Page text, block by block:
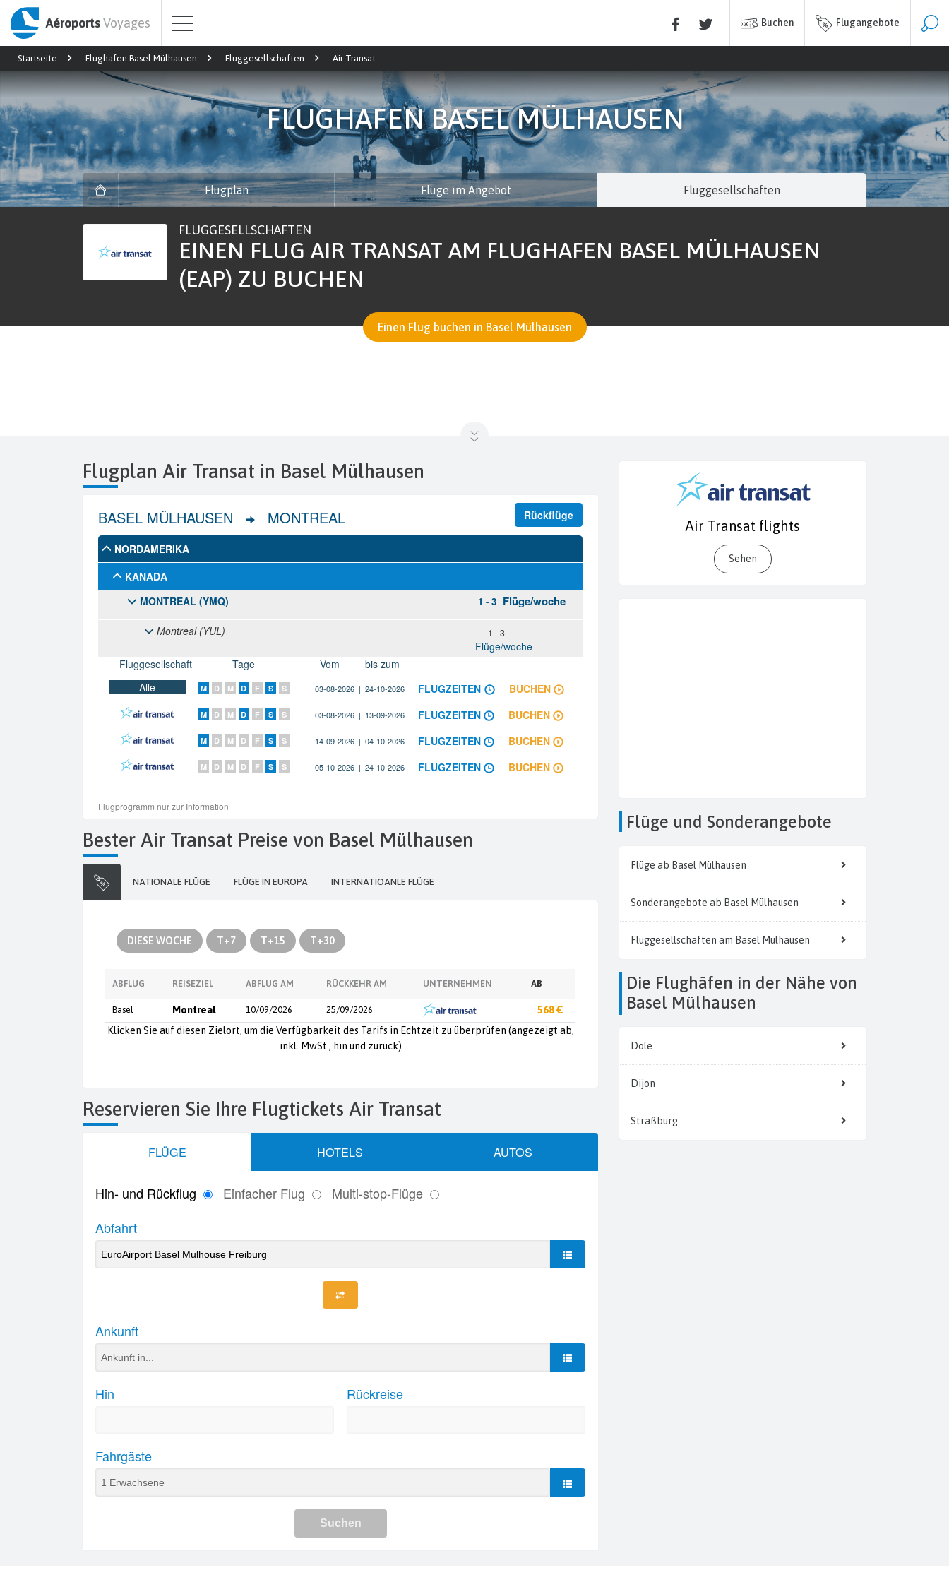
AéroportsVoyages Buchen Flugangebote
Startseite Flughafen Basel Mülhausen Fluggesellschaften Air Transat
FLUGHAFEN BASEL MÜLHAUSEN
Flugplan Flüge im Angebot Fluggesellschaften
FLUGGESELLSCHAFTEN
EINEN FLUG AIR TRANSAT AM FLUGHAFEN BASEL MÜLHAUSEN
(EAP) ZU BUCHEN
Einen Flug buchen in Basel Mülhausen
Flugplan Air Transat in Basel Mülhausen
Bester Air Transat Preise von Basel Mülhausen
NATIONALE FLÜGE FLÜGE IN EUROPA INTERNATIOANLE FLÜGE
DIESE WOCHE T+7 T+15 T+30
ABFLUG REISEZIEL ABFLUG AM RÜCKKEHR AM UNTERNEHMEN AB
Basel Montreal 10/09/2026 25/09/2026
568 €
Klicken Sie auf diesen Zielort, um die Verfügbarkeit des Tarifs in Echtzeit zu überprüfen (angezeigt ab,
inkl. MwSt., hin und zurück)
Reservieren Sie Ihre Flugtickets Air Transat
Air Transat flights
Sehen
Flüge und Sonderangebote
Flüge ab Basel Mülhausen
Sonderangebote ab Basel Mülhausen
Fluggesellschaften am Basel Mülhausen
Die Flughäfen in der Nähe von
Basel Mülhausen
Dole
Dijon
Straßburg